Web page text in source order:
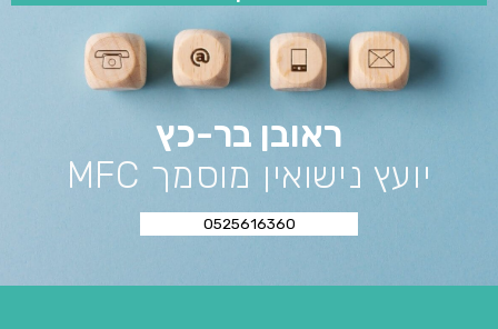
ראובן בר-כץ
יועץ נישואין מוסמך MFC
0525616360